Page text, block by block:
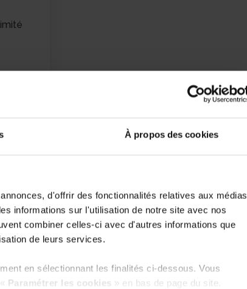
À propos des cookies
d'offrir des fonctionnalités relatives aux médias
informations sur l'utilisation de notre site avec nos
combiner celles-ci avec d'autres informations que
de leurs services.
en sélectionnant les finalités ci-dessous. Vous
Paramétrer les cookies » en bas de page du site.
cas